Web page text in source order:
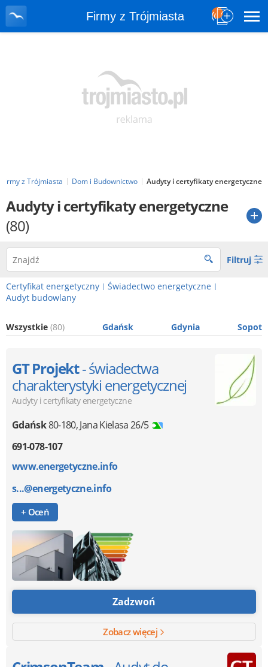
Firmy z Trójmiasta
Firmy z Trójmiasta Dom i Budownictwo Audyty i certyfikaty energetyczne
Audyty i certyfikaty energetyczne
(80)
Filtruj
Certyfikat energetyczny | Świadectwo energetyczne |
Audyt budowlany
Wszystkie (80) Gdańsk Gdynia Sopot
GT Projekt- świadectwa
charakterystyki energetycznej
Audyty i certyfikaty energetyczne
Gdańsk80-180,Jana Kielasa 26/5
691-078-107
www.energetyczne.info
s...@energetyczne.info
+ Oceń
Zadzwoń
Zobacz więcej